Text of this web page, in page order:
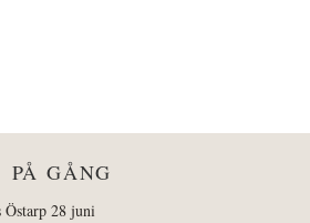
PÅ GÅNG
28 juni